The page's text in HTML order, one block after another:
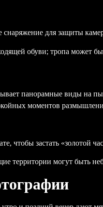
снаряжение для защиты
обуви; тропа может
панорамные виды на
моментов
чтобы застать
территории могут быть